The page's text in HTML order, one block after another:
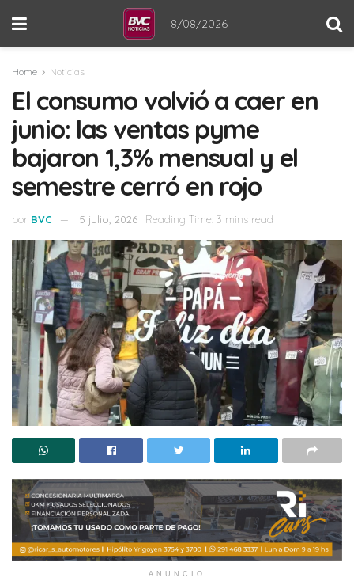
8/08/2026
Home Noticias
El consumo volvió a caer en
junio: las ventas pyme
bajaron 1,3% mensual y el
semestre cerró en rojo
por BVC 5 julio, 2026 Reading Time: 3 mins read
ANUNCIO